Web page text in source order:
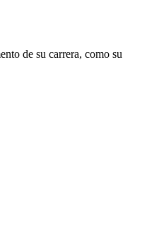
de su carrera, como su